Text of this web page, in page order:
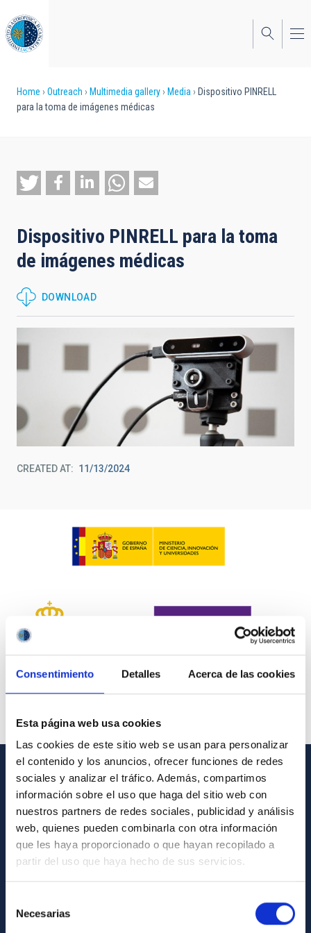
Consentimiento Detalles Acerca de las cookies
Esta página web usa cookies
Las cookies de este sitio web se usan para personalizar
el contenido y los anuncios, ofrecer funciones de redes
sociales y analizar el tráfico. Además, compartimos
información sobre el uso que haga del sitio web con
nuestros partners de redes sociales, publicidad y análisis
web, quienes pueden combinarla con otra información
que les haya proporcionado o que hayan recopilado a
partir del uso que haya hecho de sus servicios.
Necesarias
to
main
content
Breadcrumb
Home Outreach Multimedia gallery Media
Dispositivo PINRELL
para la toma de imágenes médicas
Dispositivo PINRELL para la toma
de imágenes médicas
DOWNLOAD
CREATED AT 11/13/2024
GENERAL INFORMATION
Contact
How to get to the IAC
List of personnel
Library
General register